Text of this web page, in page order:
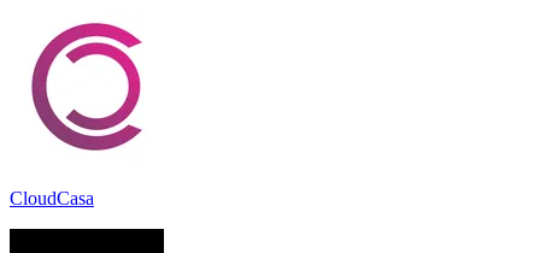
CloudCasa